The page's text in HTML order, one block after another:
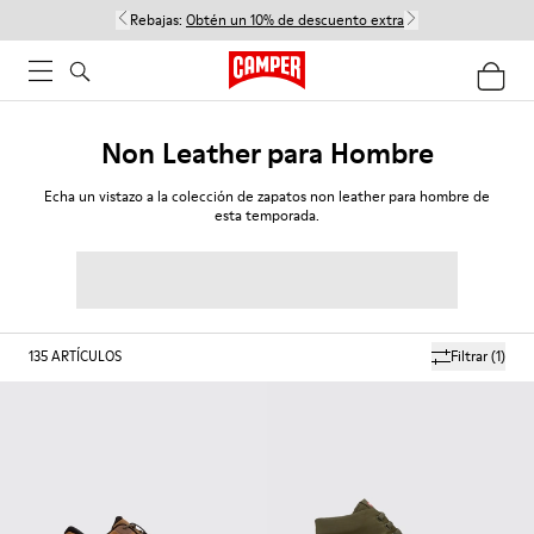
Rebajas: Obtén un 10% de descuento extra
Non Leather para Hombre
Echa un vistazo a la colección de zapatos non leather para hombre de
esta temporada.
Filtrar(1)
135ARTÍCULOS